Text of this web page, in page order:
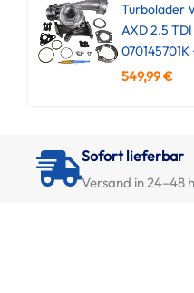
Turbolader
AXD 2.5
549,99€
Sofort lieferbar
Versand in 24–48